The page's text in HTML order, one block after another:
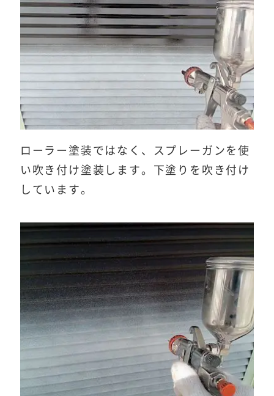
ローラー塗装ではなく、スプレーガンを使
い吹き付け塗装します。下塗りを吹き付け
しています。